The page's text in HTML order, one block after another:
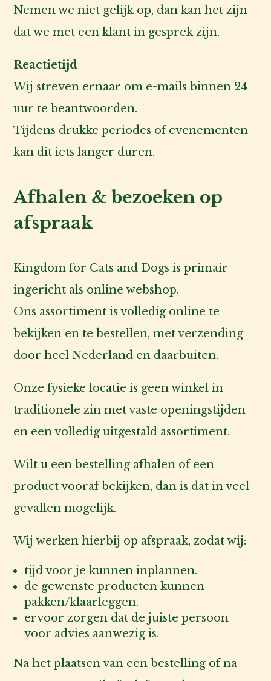
Nemen we niet gelijk op, dan kan het zijn
dat we met een klant in gesprek zijn.
Reactietijd
Wij streven ernaar om e-mails binnen 24
uur te beantwoorden.
Tijdens drukke periodes of evenementen
kan dit iets langer duren.
Afhalen & bezoeken op
afspraak
Kingdom for Cats and Dogs is primair
ingericht als online webshop.
Ons assortiment is volledig online te
bekijken en te bestellen, met verzending
door heel Nederland en daarbuiten.
Onze fysieke locatie is geen winkel in
traditionele zin met vaste openingstijden
en een volledig uitgestald assortiment.
Wilt u een bestelling afhalen of een
product vooraf bekijken, dan is dat in veel
gevallen mogelijk.
Wij werken hierbij op afspraak, zodat wij:
tijd voor je kunnen inplannen.
de gewenste producten kunnen
pakken/klaarleggen.
ervoor zorgen dat de juiste persoon
voor advies aanwezig is.
Na het plaatsen van een bestelling of na